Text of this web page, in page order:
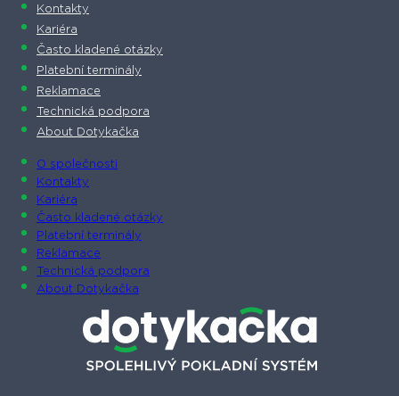
Kontakty
Kariéra
Často kladené otázky
Platební terminály
Reklamace
Technická podpora
About Dotykačka
O společnosti
Kontakty
Kariéra
Často kladené otázky
Platební terminály
Reklamace
Technická podpora
About Dotykačka